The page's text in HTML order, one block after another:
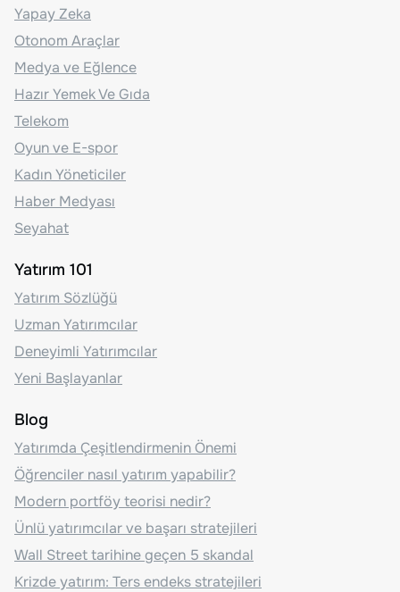
Yapay Zeka
Otonom Araçlar
Medya ve Eğlence
Hazır Yemek Ve Gıda
Telekom
Oyun ve E-spor
Kadın Yöneticiler
Haber Medyası
Seyahat
Yatırım 101
Yatırım Sözlüğü
Uzman Yatırımcılar
Deneyimli Yatırımcılar
Yeni Başlayanlar
Blog
Yatırımda Çeşitlendirmenin Önemi
Öğrenciler nasıl yatırım yapabilir?
Modern portföy teorisi nedir?
Ünlü yatırımcılar ve başarı stratejileri
Wall Street tarihine geçen 5 skandal
Krizde yatırım: Ters endeks stratejileri